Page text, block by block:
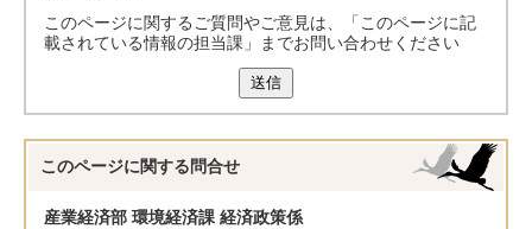
このページに関するご質問やご意見は、「このページに記
載されている情報の担当課」までお問い合わせください
送信
このページに関する 問合せ
産業経済部 環境経済課 経済政策係